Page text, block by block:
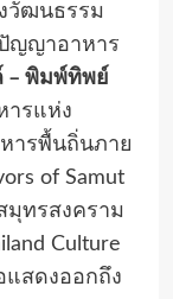
วัฒนธรรม
ญญาอาหาร
– พิมพ์ทิพย์
ารแห่ง
ารพื้นถิ่นภาย
of Samut
มุทรสงคราม
Culture
แสดงออกถึง